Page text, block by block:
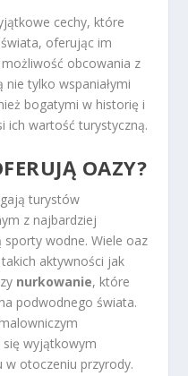
cechy, które
oferując im
obcowania z
nie tylko wspaniałymi
bogatymi w historię i
ich wartość turystyczną.
OAZY?
turystów
z najbardziej
sporty wodne. Wiele oaz
aktywności jak
nurkowanie, które
podwodnego świata.
wyjątkowym
w otoczeniu przyrody.